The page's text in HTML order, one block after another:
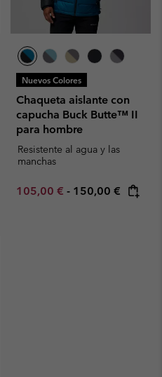
Nuevos Colores
Chaqueta aislante con
capucha Buck Butte™ II
para hombre
Resistente al agua y las
manchas
Minimum sale price:
105,00 € - Maximum price:
150,00 €